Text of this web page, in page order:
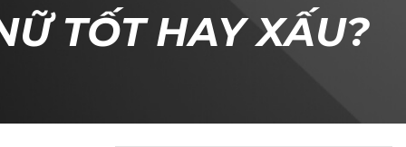
TỐT HAY XẤU?